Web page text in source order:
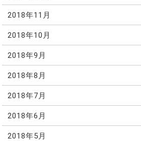
2018年11月
2018年10月
2018年9月
2018年8月
2018年7月
2018年6月
2018年5月